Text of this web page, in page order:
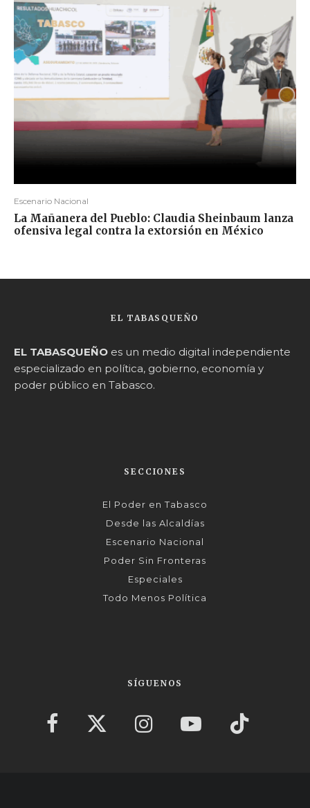
Escenario Nacional
La Mañanera del Pueblo: Claudia Sheinbaum lanza
ofensiva legal contra la extorsión en México
EL TABASQUEÑO
EL TABASQUEÑO es un medio digital independiente
especializado en política, gobierno, economía y
poder público en Tabasco.
SECCIONES
El Poder en Tabasco
Desde las Alcaldías
Escenario Nacional
Poder Sin Fronteras
Especiales
Todo Menos Política
SÍGUENOS